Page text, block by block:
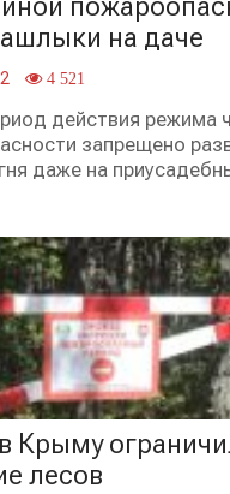
на даче
4 521
действия режима
запрещено
даже на
Крыму
лесов